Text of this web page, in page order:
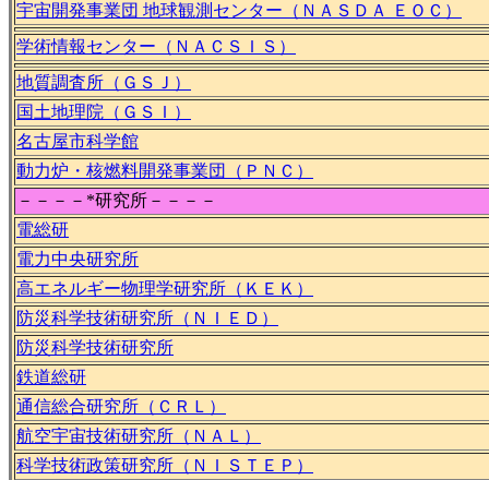
宇宙開発事業団 地球観測センター（ＮＡＳＤＡ ＥＯＣ）
学術情報センター（ＮＡＣＳＩＳ）
地質調査所（ＧＳＪ）
国土地理院（ＧＳＩ）
名古屋市科学館
動力炉・核燃料開発事業団（ＰＮＣ）
－－－－*研究所－－－－
電総研
電力中央研究所
高エネルギー物理学研究所（ＫＥＫ）
防災科学技術研究所（ＮＩＥＤ）
防災科学技術研究所
鉄道総研
通信総合研究所（ＣＲＬ）
航空宇宙技術研究所（ＮＡＬ）
科学技術政策研究所（ＮＩＳＴＥＰ）